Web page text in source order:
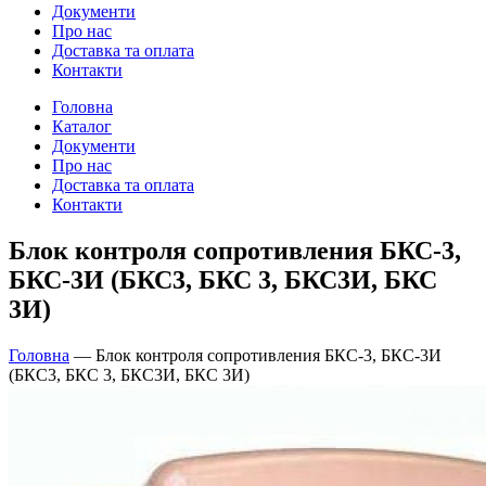
Документи
Про нас
Доставка та оплата
Контакти
Головна
Каталог
Документи
Про нас
Доставка та оплата
Контакти
Блок контроля сопротивления БКС-3,
БКС-3И (БКС3, БКС 3, БКС3И, БКС
3И)
Головна — Блок контроля сопротивления БКС-3, БКС-3И
(БКС3, БКС 3, БКС3И, БКС 3И)